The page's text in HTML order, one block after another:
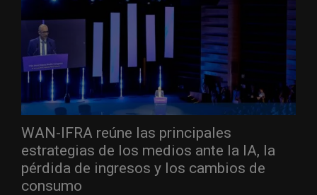
WAN-IFRA reúne las principales
estrategias de los medios ante la IA, la
pérdida de ingresos y los cambios de
consumo